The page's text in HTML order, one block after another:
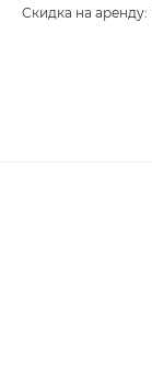
Скидка на аренду: